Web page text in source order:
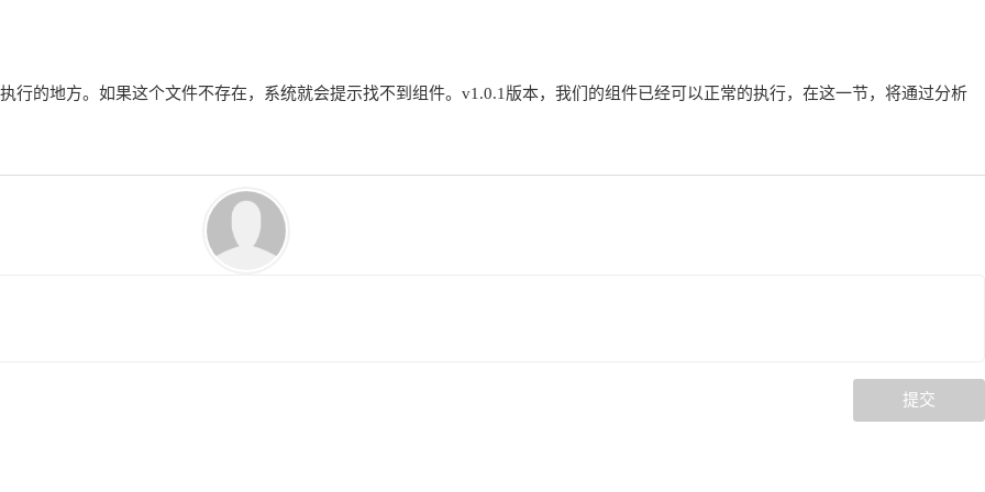
以在安装之后，系统会将admin目录下的index.html文件和zmaxbook.php文件都拷贝到administrator/components/com_zmaxbook目录
什么是zmaxbook.php文件呢？还记得之前提到的约定优于设计原则吗？ 因为我们的组件名称为zmaxbook.所以组件的入口点文件的
称，是不会被执行的。
找不到组件的错。
行的地方。如果这个文件不存在，系统就会提示找不到组件。v1.0.1版本，我们的组件已经可以正常的执行，在这一节，将通过分析
提交